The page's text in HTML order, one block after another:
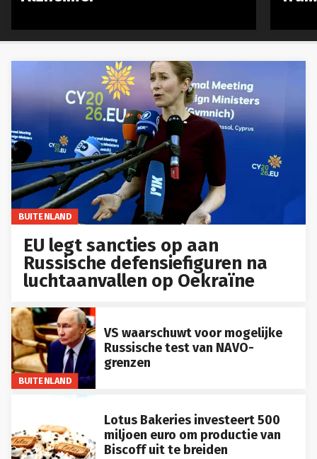
BUITENLAND
EU legt sancties op aan
Russische defensiefiguren na
luchtaanvallen op Oekraïne
BUITENLAND
VS waarschuwt voor mogelijke
Russische test van NAVO-
grenzen
Lotus Bakeries investeert 500
miljoen euro om productie van
Biscoff uit te breiden